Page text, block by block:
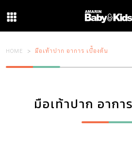
HOME มือเท้าปาก อาการ เบื้องต้น
มือเท้าปาก อากา